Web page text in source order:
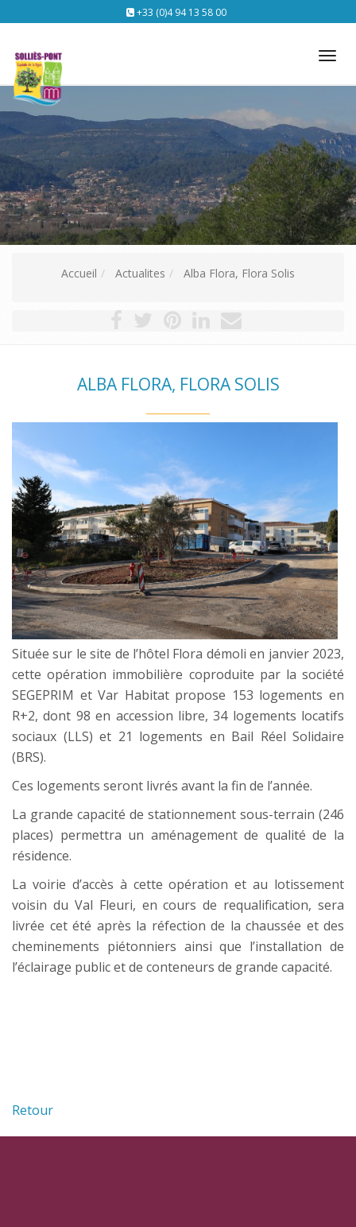
+33 (0)4 94 13 58 00
Accueil Actualites Alba Flora, Flora Solis
ALBA FLORA, FLORA SOLIS
Située sur le site de l’hôtel Flora démoli en janvier 2023,
cette opération immobilière coproduite par la société
SEGEPRIM et Var Habitat propose 153 logements en
R+2, dont 98 en accession libre, 34 logements locatifs
sociaux (LLS) et 21 logements en Bail Réel Solidaire
(BRS).
Ces logements seront livrés avant la fin de l’année.
La grande capacité de stationnement sous-terrain (246
places) permettra un aménagement de qualité de la
résidence.
La voirie d’accès à cette opération et au lotissement
voisin du Val Fleuri, en cours de requalification, sera
livrée cet été après la réfection de la chaussée et des
cheminements piétonniers ainsi que l’installation de
l’éclairage public et de conteneurs de grande capacité.
Retour